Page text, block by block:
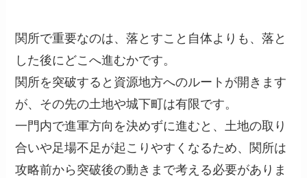
関所で重要なのは、落とすこと自体よりも、落と
した後にどこへ進むかです。
関所を突破すると資源地方へのルートが開きます
が、その先の土地や城下町は有限です。
一門内で進軍方向を決めずに進むと、土地の取り
合いや足場不足が起こりやすくなるため、関所は
攻略前から突破後の動きまで考える必要がありま